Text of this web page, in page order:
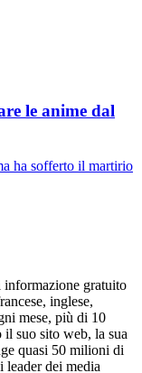
le anime dal
ha sofferto il martirio
gratuito
inglese,
mese, più di 10
suo sito web, la sua
quasi 50 milioni di
leader dei media